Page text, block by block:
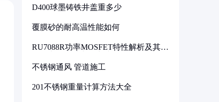
D400球墨铸铁井盖重多少
覆膜砂的耐高温性能如何
RU7088R功率MOSFET特性解析及其在
不锈钢通风 管道施工
201不锈钢重量计算方法大全